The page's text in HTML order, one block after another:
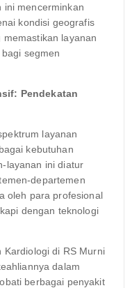
ini mencerminkan
kondisi geografis
layanan
segmen
Pendekatan
layanan
kebutuhan
layanan ini diatur
departemen
oleh para profesional
dengan teknologi
Kardiologi di RS Murni
dalam
berbagai penyakit